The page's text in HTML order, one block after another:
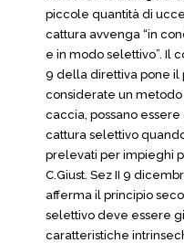
piccole quantità di
cattura avvenga “in
e in modo selettivo”. Il
9 della direttiva pone il
considerate un
caccia, possano
cattura selettivo
prelevati per impieghi
C.Giust. Sez II 9
afferma il principio
selettivo deve essere
caratteristiche